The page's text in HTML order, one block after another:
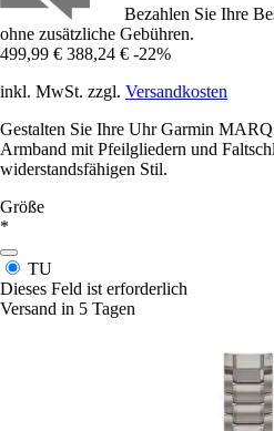
Bezahlen Sie Ihre
ohne zusätzliche Gebühren.
499,99 € 388,24 € -22%
inkl. MwSt. zzgl. Versandkosten
Gestalten Sie Ihre Uhr Garmin
Armband mit Pfeilgliedern und
widerstandsfähigen Stil.
Größe
*
TU
Dieses Feld ist erforderlich
Versand in 5 Tagen